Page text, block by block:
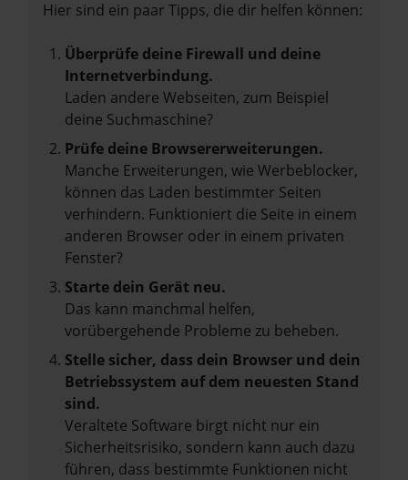
Hier sind ein paar Tipps, die dir helfen können:
Überprüfe deine Firewall und deine
Internetverbindung.
Laden andere Webseiten, zum Beispiel
deine Suchmaschine?
Prüfe deine Browsererweiterungen.
Manche Erweiterungen, wie Werbeblocker,
können das Laden bestimmter Seiten
verhindern. Funktioniert die Seite in einem
anderen Browser oder in einem privaten
Fenster?
Starte dein Gerät neu.
Das kann manchmal helfen,
vorübergehende Probleme zu beheben.
Stelle sicher, dass dein Browser und dein
Betriebssystem auf dem neuesten Stand
sind.
Veraltete Software birgt nicht nur ein
Sicherheitsrisiko, sondern kann auch dazu
führen, dass bestimmte Funktionen nicht